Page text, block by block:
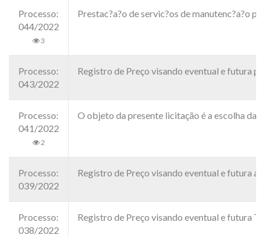
Processo:
044/2022
3
Prestac?a?o de servic?os de manutenc?a?o
Processo:
043/2022
Registro de Preço visando eventual e futura
Processo:
041/2022
2
O objeto da presente licitação é a escolha da
Processo:
039/2022
Registro de Preço visando eventual e futura
Processo:
038/2022
Registro de Preço visando eventual e futura